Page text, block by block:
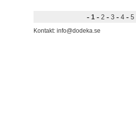
- 1 -2 -3 -4 -5
Kontakt: info@dodeka.se